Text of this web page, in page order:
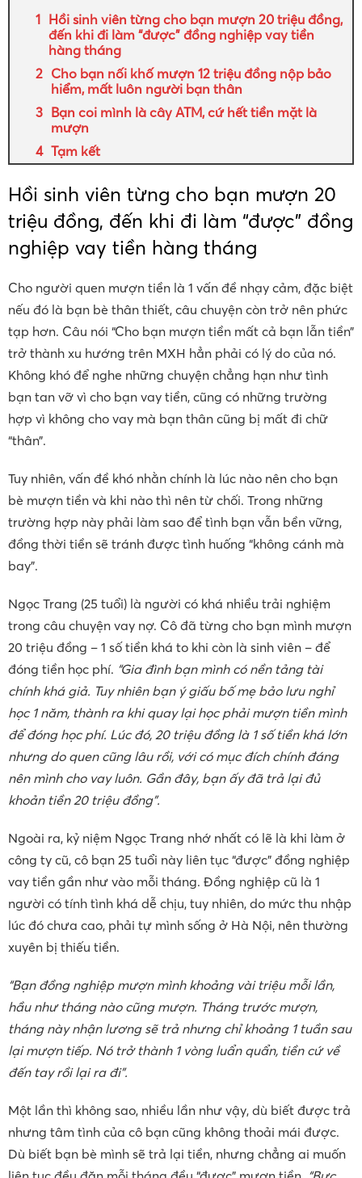
Hồi sinh viên từng cho bạn mượn 20 triệu đồng,
đến khi đi làm “được” đồng nghiệp vay tiền
hàng tháng
Cho bạn nối khố mượn 12 triệu đồng nộp bảo
hiểm, mất luôn người bạn thân
Bạn coi mình là cây ATM, cứ hết tiền mặt là
mượn
Tạm kết
Hồi sinh viên từng cho bạn mượn 20
triệu đồng, đến khi đi làm “được” đồng
nghiệp vay tiền hàng tháng
Cho người quen mượn tiền là 1 vấn đề nhạy cảm, đặc biệt
nếu đó là bạn bè thân thiết, câu chuyện còn trở nên phức
tạp hơn. Câu nói “Cho bạn mượn tiền mất cả bạn lẫn tiền”
trở thành xu hướng trên MXH hẳn phải có lý do của nó.
Không khó để nghe những chuyện chẳng hạn như tình
bạn tan vỡ vì cho bạn vay tiền, cũng có những trường
hợp vì không cho vay mà bạn thân cũng bị mất đi chữ
“thân”.
Tuy nhiên, vấn đề khó nhằn chính là lúc nào nên cho bạn
bè mượn tiền và khi nào thì nên từ chối. Trong những
trường hợp này phải làm sao để tình bạn vẫn bền vững,
đồng thời tiền sẽ tránh được tình huống “không cánh mà
bay”.
Ngọc Trang (25 tuổi) là người có khá nhiều trải nghiệm
trong câu chuyện vay nợ. Cô đã từng cho bạn mình mượn
20 triệu đồng – 1 số tiền khá to khi còn là sinh viên – để
đóng tiền học phí. “Gia đình bạn mình có nền tảng tài
chính khá giả. Tuy nhiên bạn ý giấu bố mẹ bảo lưu nghỉ
học 1 năm, thành ra khi quay lại học phải mượn tiền mình
để đóng học phí. Lúc đó, 20 triệu đồng là 1 số tiền khá lớn
nhưng do quen cũng lâu rồi, với có mục đích chính đáng
nên mình cho vay luôn. Gần đây, bạn ấy đã trả lại đủ
khoản tiền 20 triệu đồng”.
Ngoài ra, kỷ niệm Ngọc Trang nhớ nhất có lẽ là khi làm ở
công ty cũ, cô bạn 25 tuổi này liên tục “được” đồng nghiệp
vay tiền gần như vào mỗi tháng. Đồng nghiệp cũ là 1
người có tính tình khá dễ chịu, tuy nhiên, do mức thu nhập
lúc đó chưa cao, phải tự mình sống ở Hà Nội, nên thường
xuyên bị thiếu tiền.
“Bạn đồng nghiệp mượn mình khoảng vài triệu mỗi lần,
hầu như tháng nào cũng mượn. Tháng trước mượn,
tháng này nhận lương sẽ trả nhưng chỉ khoảng 1 tuần sau
lại mượn tiếp. Nó trở thành 1 vòng luẩn quẩn, tiền cứ về
đến tay rồi lại ra đi”.
Một lần thì không sao, nhiều lần như vậy, dù biết được trả
nhưng tâm tình của cô bạn cũng không thoải mái được.
Dù biết bạn bè mình sẽ trả lại tiền, nhưng chẳng ai muốn